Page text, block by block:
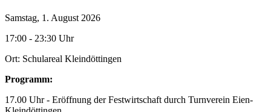
Samstag, 1. August 2026
17:00 - 23:30 Uhr
Ort: Schulareal Kleindöttingen
Programm:
17.00 Uhr - Eröffnung der Festwirtschaft durch Turnverein Eien-